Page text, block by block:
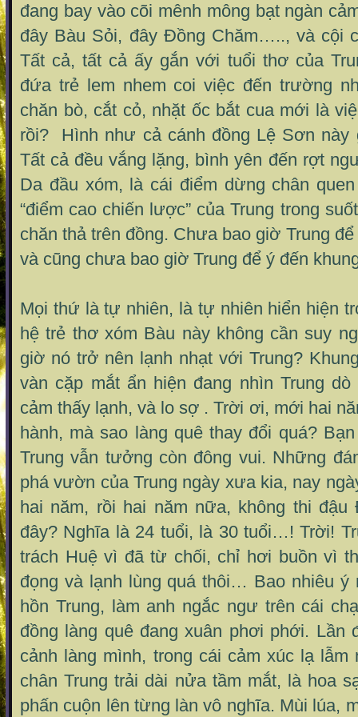
đang bay vào cõi mênh mông bạt ngàn
đây Bàu Sỏi, đây Đồng Chăm….., và cội
Tất cả, tất cả ấy gắn với tuổi thơ của
đứa trẻ lem nhem coi việc đến trường
chăn bò, cắt cỏ, nhặt ốc bắt cua mới là
rồi? Hình như cả cánh đồng Lệ Sơn này
Tất cả đều vắng lặng, bình yên đến rợt
Da đầu xóm, là cái điểm dừng chân
“điểm cao chiến lược” của Trung trong
chăn thả trên đồng. Chưa bao giờ Trung
và cũng chưa bao giờ Trung để ý đến
Mọi thứ là tự nhiên, là tự nhiên hiển hiện
hệ trẻ thơ xóm Bàu này không cần suy
giờ nó trở nên lạnh nhạt với Trung?
vàn cặp mắt ẩn hiện đang nhìn Trung dò
cảm thấy lạnh, và lo sợ . Trời ơi, mới hai
hành, mà sao làng quê thay đổi quá?
Trung vẫn tưởng còn đông vui. Những
phá vườn của Trung ngày xưa kia, nay
hai năm, rồi hai năm nữa, không thi
đây? Nghĩa là 24 tuổi, là 30 tuổi…! Trời!
trách Huệ vì đã từ chối, chỉ hơi buồn vì
đọng và lạnh lùng quá thôi… Bao nhiêu ý
hồn Trung, làm anh ngắc ngư trên cái
đồng làng quê đang xuân phơi phới. Lần
cảnh làng mình, trong cái cảm xúc lạ
chân Trung trải dài nửa tầm mắt, là hoa
phấn cuộn lên từng làn vô nghĩa. Mùi lúa,